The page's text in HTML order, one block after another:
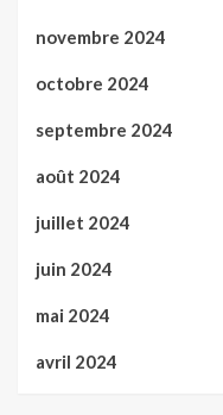
novembre 2024
octobre 2024
septembre 2024
août 2024
juillet 2024
juin 2024
mai 2024
avril 2024